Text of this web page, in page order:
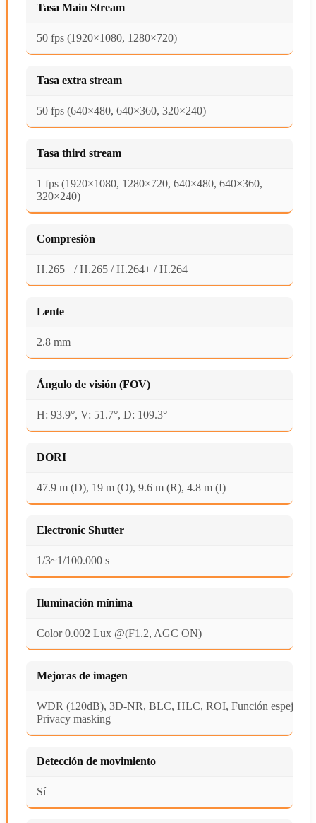
Tasa Main Stream
50 fps (1920×1080, 1280×720)
Tasa extra stream
50 fps (640×480, 640×360, 320×240)
Tasa third stream
1 fps (1920×1080, 1280×720, 640×480, 640×360,
320×240)
Compresión
H.265+ / H.265 / H.264+ / H.264
Lente
2.8 mm
Ángulo de visión (FOV)
H: 93.9°, V: 51.7°, D: 109.3°
DORI
47.9 m (D), 19 m (O), 9.6 m (R), 4.8 m (I)
Electronic Shutter
1/3~1/100.000 s
Iluminación mínima
Color 0.002 Lux @(F1.2, AGC ON)
Mejoras de imagen
WDR (120dB), 3D-NR, BLC, HLC, ROI, Función espejo,
Privacy masking
Detección de movimiento
Sí